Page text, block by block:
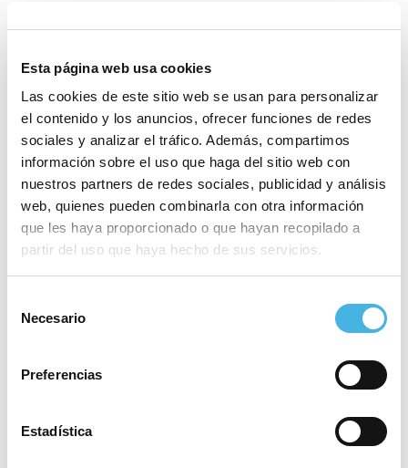
Esta página web usa cookies
Las cookies de este sitio web se usan para personalizar
el contenido y los anuncios, ofrecer funciones de redes
sociales y analizar el tráfico. Además, compartimos
información sobre el uso que haga del sitio web con
nuestros partners de redes sociales, publicidad y análisis
web, quienes pueden combinarla con otra información
que les haya proporcionado o que hayan recopilado a
partir del uso que haya hecho de sus servicios.
Necesario
Preferencias
Estadística
La Copa del Rey de
voleibol de Valencia batió
récords de asistencia,
impacto mediático y
proyección
10 años con el deporte
universitario: la Fundación
Trinidad Alfonso impulsa
una nueva edición de
2 marzo 2026
Valencia prende la mecha